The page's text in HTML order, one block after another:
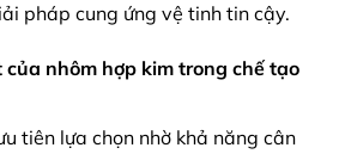
pháp cung ứng vệ tinh tin cậy.
nhôm hợp kim trong chế tạo
tiên lựa chọn nhờ khả năng cân